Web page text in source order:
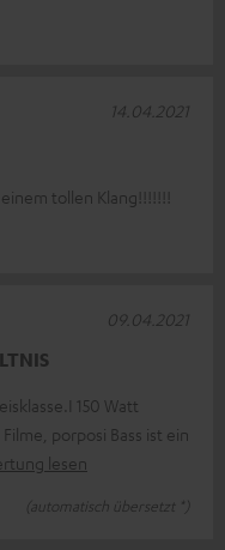
tollen Klang!!!!!!!
14.04.2021
150 Watt
porposi Bass ist ein
lesen
(automatisch übersetzt *)
09.04.2021